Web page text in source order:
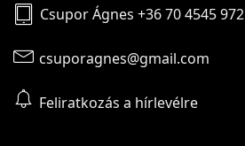
Csupor Ágnes +36 70 4545 972
csuporagnes@gmail.com
Feliratkozás a hírlevélre